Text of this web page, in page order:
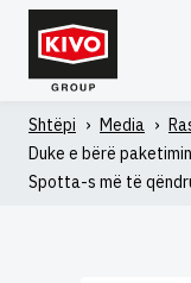
Kapërce
përmbajtja
Kërko
për:
Shtëpi › Media ›
Duke e bërë
Spotta-s më të